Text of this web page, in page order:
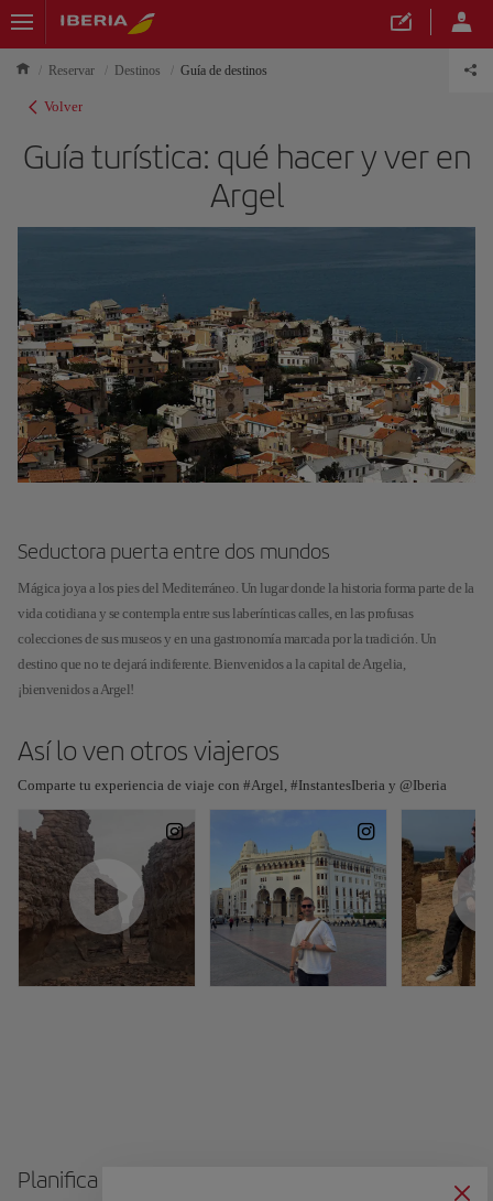
Reservar Destinos Guía de destinos
Volver
Guía turística: qué hacer y ver en
Argel
Seductora puerta entre dos mundos
Mágica joya a los pies del Mediterráneo. Un lugar donde la historia forma parte de la
vida cotidiana y se contempla entre sus laberínticas calles, en las profusas
colecciones de sus museos y en una gastronomía marcada por la tradición. Un
destino que no te dejará indiferente. Bienvenidos a la capital de Argelia,
¡bienvenidos a Argel!
Así lo ven otros viajeros
Comparte tu experiencia de viaje con #Argel, #InstantesIberia y @Iberia
Planifica tu viaje a Argel